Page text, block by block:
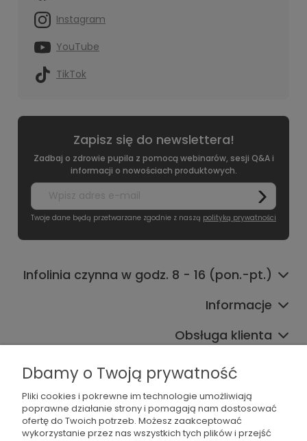
Instagram
YouTube
TikTok
Zapisz się do newslettera!
Zadbaj o zdrowie pupila z pomocą webinarów, sesji Q&A i
informacji o nowościach produktowych.
Twoje dane będą przetwarzane zgodnie z naszą polityką prywatności
Infolinia czynna w godz. 8 - 16 (pon.-pt.)
Informacje
Obsługa klienta
Współpraca
Dbamy o Twoją prywatność
Pliki cookies i pokrewne im technologie umożliwiają
poprawne działanie strony i pomagają nam dostosować
ofertę do Twoich potrzeb. Możesz zaakceptować
wykorzystanie przez nas wszystkich tych plików i przejść